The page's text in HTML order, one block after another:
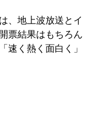
、地上波放送とイ
票結果はもちろん
速く熱く面白く」